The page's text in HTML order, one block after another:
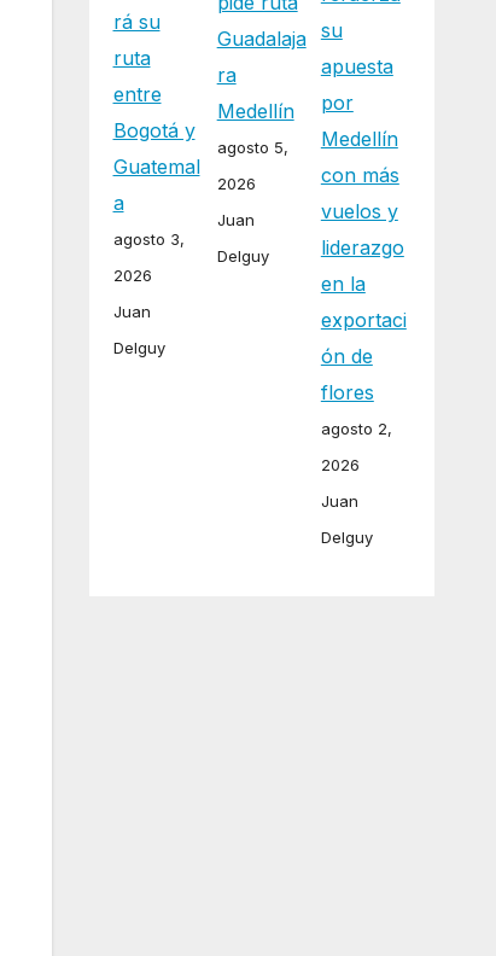
rá su
ruta
entre
Bogotá y
Guatemal
a
agosto 3,
2026
Juan
Delguy
Guadalaja
ra
Medellín
agosto 5,
2026
Juan
Delguy
su
apuesta
por
Medellín
con más
vuelos y
liderazgo
en la
exportaci
ón de
flores
agosto 2,
2026
Juan
Delguy